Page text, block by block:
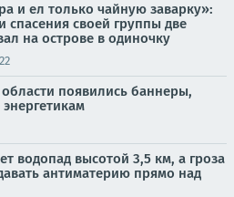
и ел только чайную заварку»:
спасения своей группы две
на острове в одиночку
появились баннеры,
водопад высотой 3,5 км, а гроза
антиматерию прямо над